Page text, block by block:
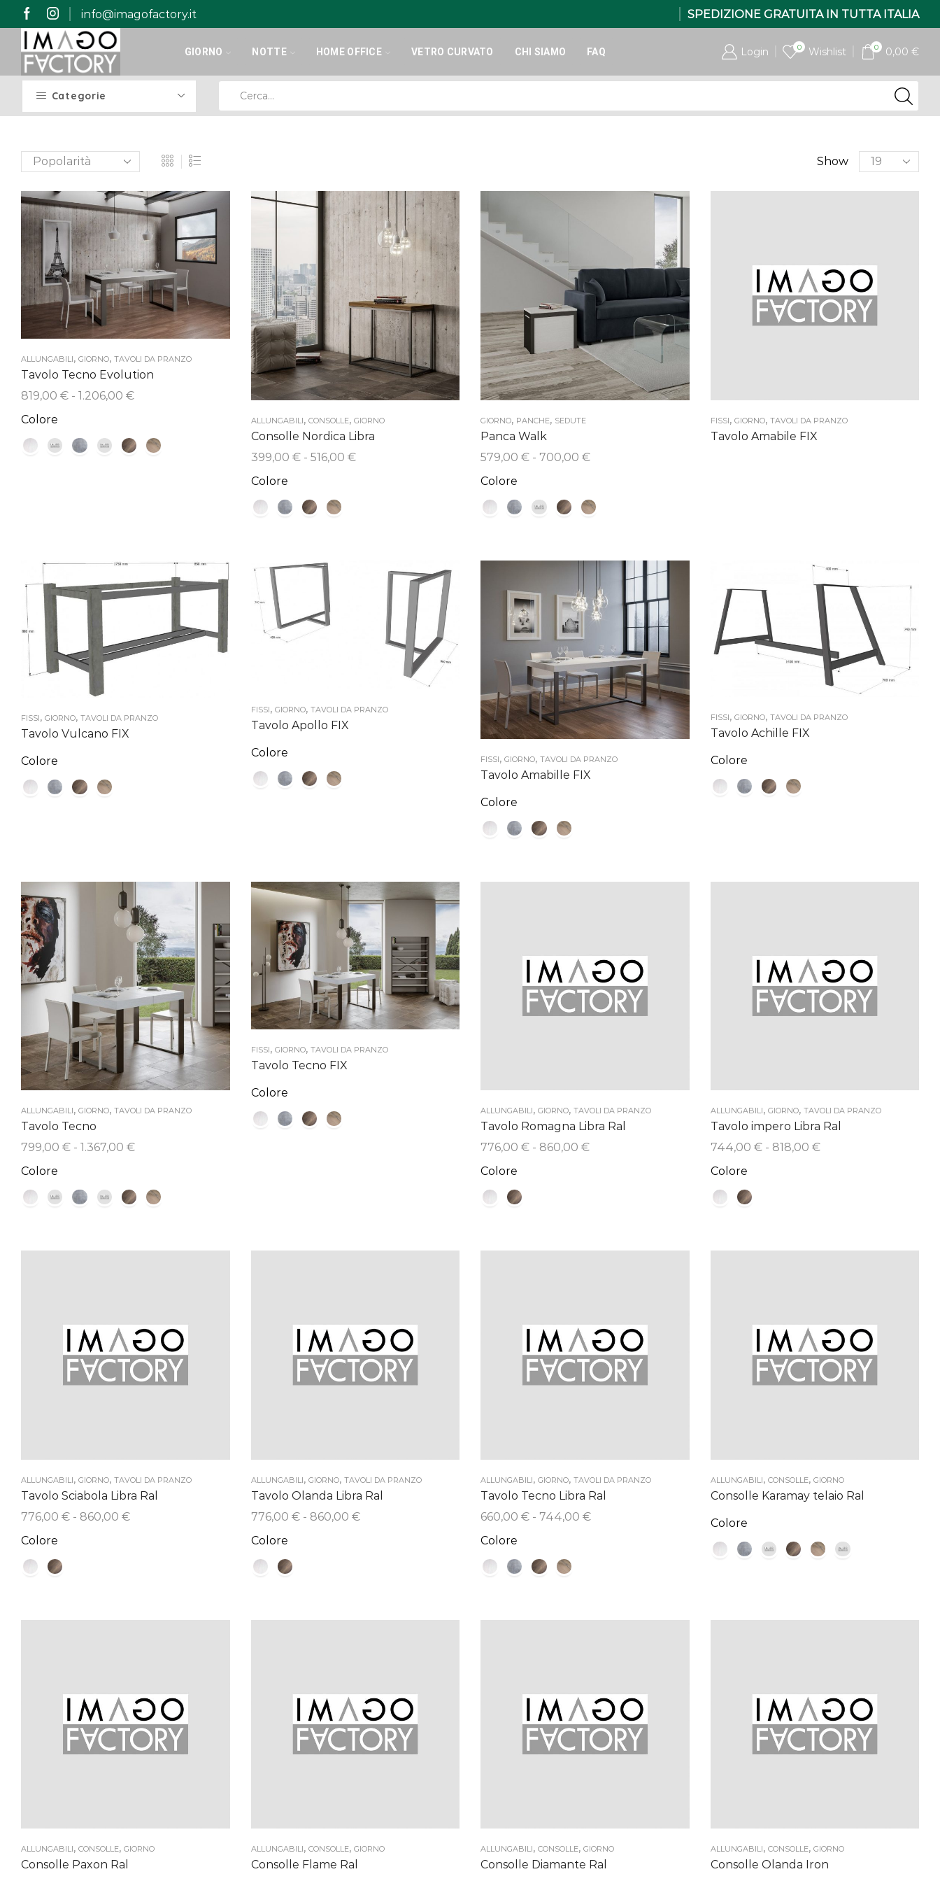
info@imagofactory.it SPEDIZIONE GRATUITA IN TUTTA ITALIA
GIORNO NOTTE HOME OFFICE VETRO CURVATO CHI SIAMO FAQ Login 0 Wishlist 0 0,00 €
Categorie
input
Show
Products
per
page
ALLUNGABILI, GIORNO, TAVOLI DA PRANZO
Tavolo Tecno Evolution
819,00 € - 1.206,00 €Fascia
da
Colore ALLUNGABILI, CONSOLLE, GIORNO
Consolle Nordica Libra
399,00 € - 516,00 €Fascia
Colore
GIORNO, PANCHE, SEDUTE
Panca Walk
579,00 € - 700,00 €Fascia
da
Colore
FISSI, GIORNO, TAVOLI DA PRANZO
Tavolo Amabile FIX
FISSI, GIORNO, TAVOLI DA PRANZO
Tavolo Vulcano FIX
Colore
FISSI, GIORNO, TAVOLI DA PRANZO
Tavolo Apollo FIX
Colore FISSI, GIORNO, TAVOLI DA PRANZO
Tavolo Amabille FIX
Colore
FISSI, GIORNO, TAVOLI DA PRANZO
Tavolo Achille FIX
Colore
ALLUNGABILI, GIORNO, TAVOLI DA PRANZO
Tavolo Tecno
799,00 € - 1.367,00 €Fascia
da
1.367,00 €
Colore
FISSI, GIORNO, TAVOLI DA PRANZO
Tavolo Tecno FIX
Colore
ALLUNGABILI, GIORNO, TAVOLI DA PRANZO
Tavolo Romagna Libra Ral
776,00 € - 860,00 €Fascia
860,00 €
Colore
ALLUNGABILI, GIORNO, TAVOLI DA PRANZO
Tavolo impero Libra Ral
744,00 € - 818,00 €Fascia
818,00 €
Colore
ALLUNGABILI, GIORNO, TAVOLI DA PRANZO
Tavolo Sciabola Libra Ral
776,00 € - 860,00 €Fascia
Colore
ALLUNGABILI, GIORNO, TAVOLI DA PRANZO
Tavolo Olanda Libra Ral
776,00 € - 860,00 €Fascia
Colore
ALLUNGABILI, GIORNO, TAVOLI DA PRANZO
Tavolo Tecno Libra Ral
660,00 € - 744,00 €Fascia
Colore
ALLUNGABILI, CONSOLLE, GIORNO
Consolle Karamay telaio Ral
Colore
ALLUNGABILI, CONSOLLE, GIORNO
Consolle Paxon Ral
ALLUNGABILI, CONSOLLE, GIORNO
Consolle Flame Ral
ALLUNGABILI, CONSOLLE, GIORNO
Consolle Diamante Ral
ALLUNGABILI, CONSOLLE, GIORNO
Consolle Olanda Iron